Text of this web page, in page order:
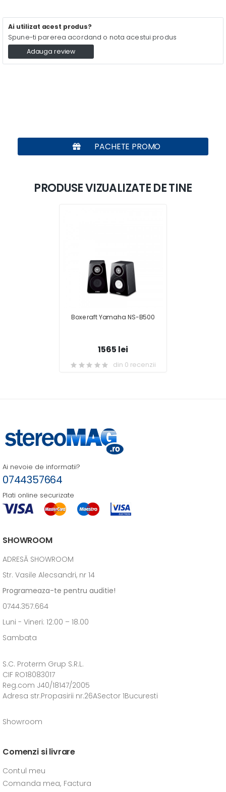
Ai utilizat acest produs?
Spune-ti parerea acordand o nota acestui produs
Adauga review
PACHETE PROMO
PRODUSE VIZUALIZATE DE TINE
Boxe raft Yamaha NS-B500
1565 lei
din 0 recenzii
Ai nevoie de informatii?
0744357664
Plati online securizate
SHOWROOM
ADRESĂ SHOWROOM
Str. Vasile Alecsandri, nr 14
Programeaza-te pentru auditie!
0744.357.664
Luni - Vineri: 12:00 – 18.00
Sambata
S.C. Proterm Grup S.R.L.
CIF RO18083017
Reg.com J40/18147/2005
Adresa str.Propasirii nr.26ASector 1Bucuresti
Showroom
Comenzi si livrare
Contul meu
Comanda mea, Factura